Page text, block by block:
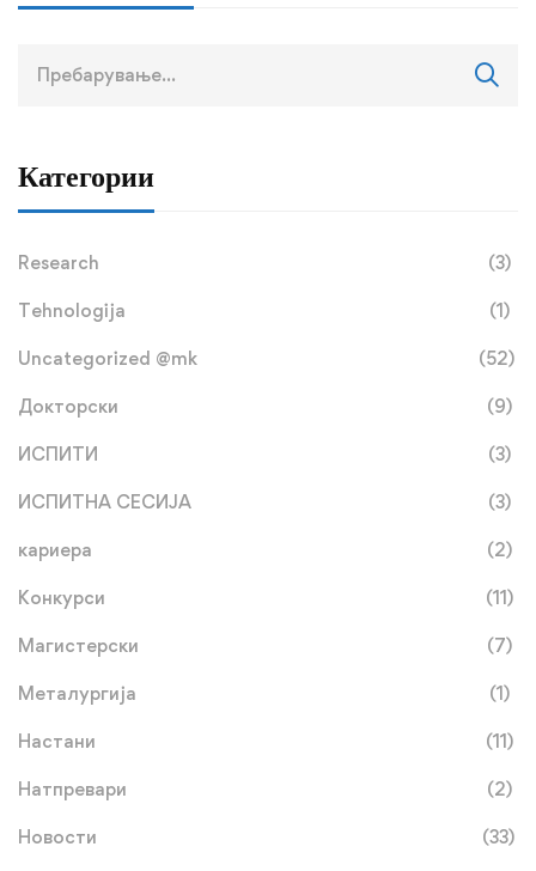
Категории
Research (3)
Tehnologija (1)
Uncategorized @mk (52)
Докторски (9)
ИСПИТИ (3)
ИСПИТНА СЕСИЈА (3)
кариера (2)
Конкурси (11)
Магистерски (7)
Металургија (1)
Настани (11)
Натпревари (2)
Новости (33)